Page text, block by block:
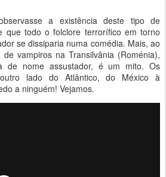
a existência deste tipo de
que todo o folclore terrorífico em torno
se dissiparia numa comédia. Mais, ao
vampiros na Transilvânia (Roménia),
de nome assustador, é um mito. Os
lado do Atlântico, do México à
a ninguém! Vejamos.